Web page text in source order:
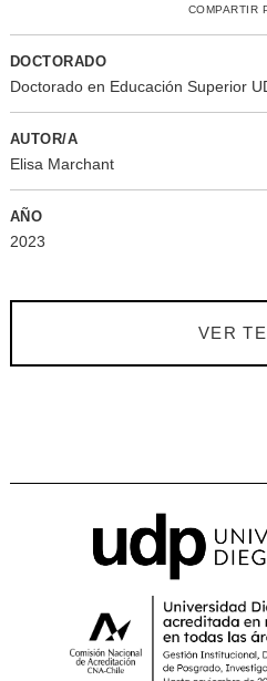
COMPARTIR
DOCTORADO
Doctorado en Educación Superior
AUTOR/A
Elisa Marchant
AÑO
2023
VER